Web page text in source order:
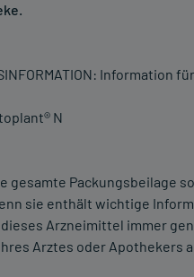
Information
N
gesamte Packungsbeilage
sie enthält wichtige
Arzneimittel immer
Arztes oder Apothekers